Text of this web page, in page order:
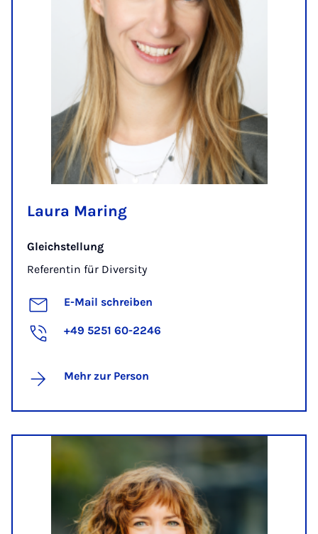
Laura Maring
Gleichstellung
Referentin für Diversity
E-Mail schreiben
+49 5251 60-2246
Mehr zur Person